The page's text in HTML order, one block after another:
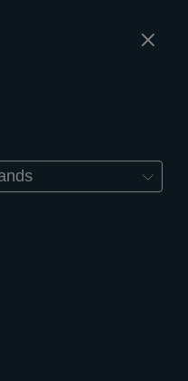
een unieke wereld. Dat
vakjargon gebruikt wordt.
termen onder
zoekopdracht.